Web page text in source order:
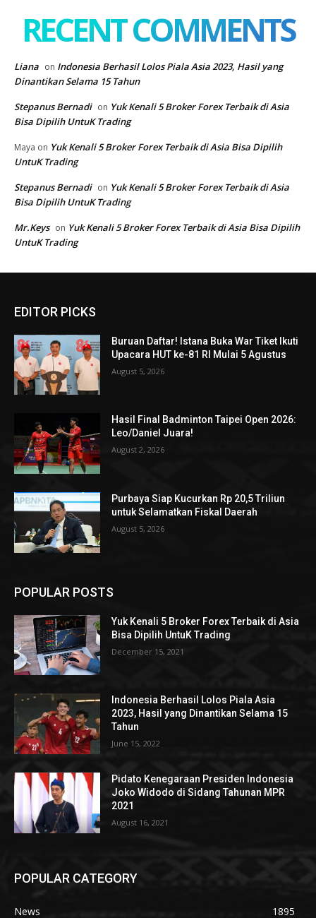
EDITOR PICKS
Buruan Daftar! Istana Buka War Tiket Ikuti
Upacara HUT ke-81 RI Mulai 5 Agustus
August 5, 2026
Hasil Final Badminton Taipei Open 2026:
Leo/Daniel Juara!
August 2, 2026
Purbaya Siap Kucurkan Rp 20,5 Triliun
untuk Selamatkan Fiskal Daerah
August 5, 2026
POPULAR POSTS
Yuk Kenali 5 Broker Forex Terbaik di Asia
Bisa Dipilih UntuK Trading
December 15, 2021
Indonesia Berhasil Lolos Piala Asia
2023, Hasil yang Dinantikan Selama 15
Tahun
June 15, 2022
Pidato Kenegaraan Presiden Indonesia
Joko Widodo di Sidang Tahunan MPR
2021
August 16, 2021
POPULAR CATEGORY
News 1895